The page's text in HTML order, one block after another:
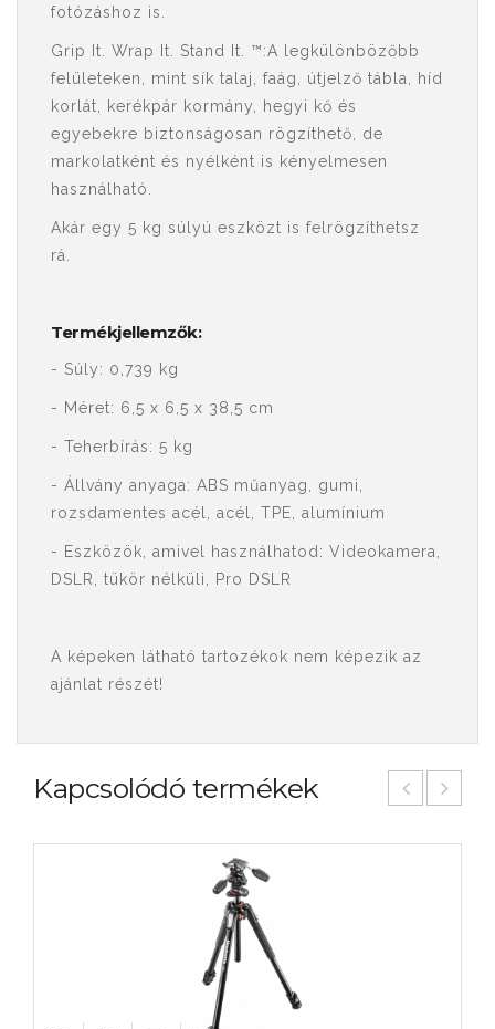
fotózáshoz is.
Grip It. Wrap It. Stand It. ™:A legkülönbözőbb
felületeken, mint sík talaj, faág, útjelző tábla, híd
korlát, kerékpár kormány, hegyi kő és
egyebekre biztonságosan rögzíthető, de
markolatként és nyélként is kényelmesen
használható.
Akár egy 5 kg súlyú eszközt is felrögzíthetsz
rá.
Termékjellemzők:
- Súly: 0,739 kg
- Méret: 6,5 x 6,5 x 38,5 cm
- Teherbírás: 5 kg
- Állvány anyaga: ABS műanyag, gumi,
rozsdamentes acél, acél, TPE, alumínium
- Eszközök, amivel használhatod: Videokamera,
DSLR, tükör nélküli, Pro DSLR
A képeken látható tartozékok nem képezik az
ajánlat részét!
Kapcsolódó termékek